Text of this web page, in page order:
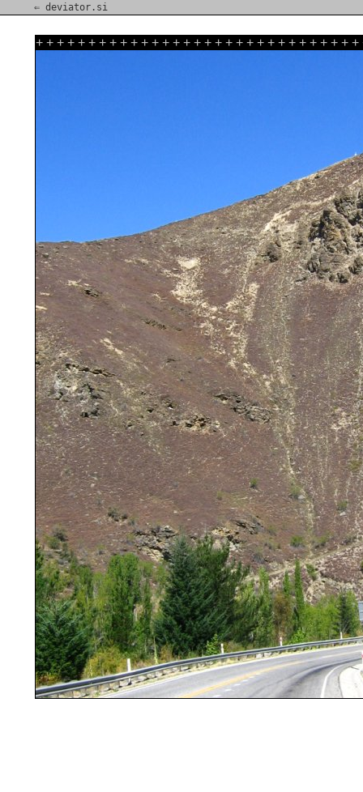
⇐ deviator.si
+ + + + + + + + + + + + + + + + + + + + + + + + + + + + + + +